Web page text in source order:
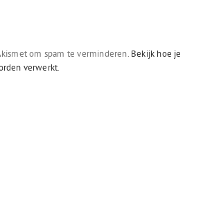
om spam te verminderen. Bekijk hoe je
verwerkt.